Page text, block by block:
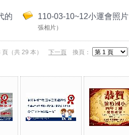
的
110-03-10~12小運會照片
張相片）
頁（共 29 本） 下一頁 換頁：